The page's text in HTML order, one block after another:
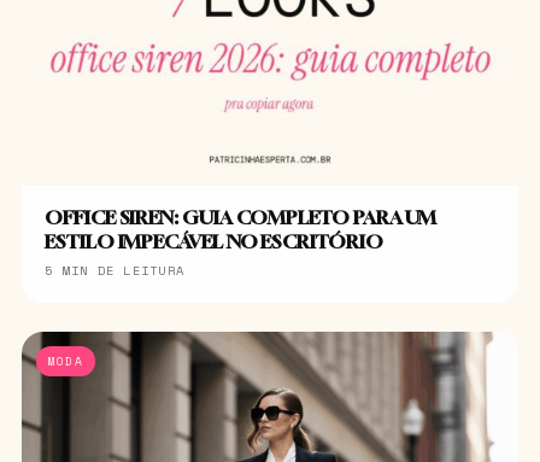
OFFICE SIREN: GUIA COMPLETO PARA UM
ESTILO IMPECÁVEL NO ESCRITÓRIO
5 MIN DE LEITURA
MODA